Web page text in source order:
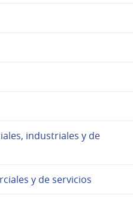
industriales y de
y de servicios